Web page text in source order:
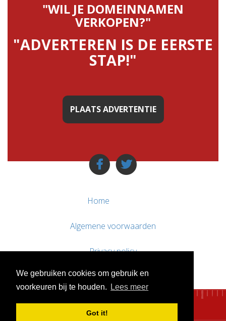
We gebruiken cookies om gebruik en
voorkeuren bij te houden.
Lees meer
Got it!
"WIL JE DOMEINNAMEN
VERKOPEN?"
"ADVERTEREN IS DE EERSTE
STAP!"
PLAATS ADVERTENTIE
Home
Algemene voorwaarden
Privacy policy
Contact / Support